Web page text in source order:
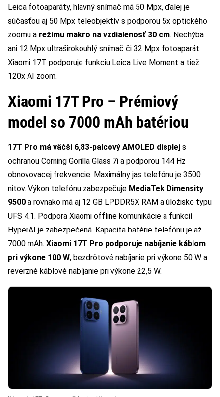
Leica fotoaparáty, hlavný snímač má 50 Mpx, ďalej je
súčasťou aj 50 Mpx teleobjektív s podporou 5x optického
zoomu a režimu makro na vzdialenosť 30 cm. Nechýba
ani 12 Mpx ultraširokouhlý snímač či 32 Mpx fotoaparát.
Xiaomi 17T podporuje funkciu Leica Live Moment a tiež
120x AI zoom.
Xiaomi 17T Pro – Prémiový
model so 7000 mAh batériou
17T Pro má väčší 6,83-palcový AMOLED displej s
ochranou Corning Gorilla Glass 7i a podporou 144 Hz
obnovovacej frekvencie. Maximálny jas telefónu je 3500
nitov. Výkon telefónu zabezpečuje MediaTek Dimensity
9500 a rovnako má aj 12 GB LPDDR5X RAM a úložisko typu
UFS 4.1. Podpora Xiaomi offline komunikácie a funkcií
HyperAI je zabezpečená. Kapacita batérie telefónu je až
7000 mAh. Xiaomi 17T Pro podporuje nabíjanie káblom
pri výkone 100 W, bezdrôtové nabíjanie pri výkone 50 W a
reverzné káblové nabíjanie pri výkone 22,5 W.